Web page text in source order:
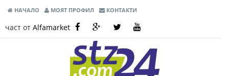
НАЧАЛО МОЯТ ПРОФИЛ КОНТАКТИ
част от Alfamarket